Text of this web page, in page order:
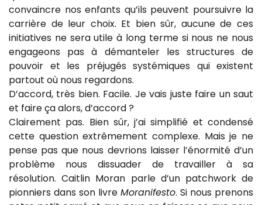
convaincre nos enfants qu’ils peuvent poursuivre la
carrière de leur choix. Et bien sûr, aucune de ces
initiatives ne sera utile à long terme si nous ne nous
engageons pas à démanteler les structures de
pouvoir et les préjugés systémiques qui existent
partout où nous regardons.
D’accord, très bien. Facile. Je vais juste faire un saut
et faire ça alors, d’accord ?
Clairement pas. Bien sûr, j’ai simplifié et condensé
cette question extrêmement complexe. Mais je ne
pense pas que nous devrions laisser l’énormité d’un
problème nous dissuader de travailler à sa
résolution. Caitlin Moran parle d’un patchwork de
pionniers dans son livre Moranifesto. Si nous prenons